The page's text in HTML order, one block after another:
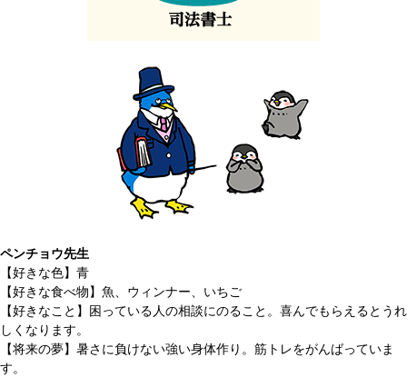
ペンチョウ先生
【好きな色】青
【好きな食べ物】魚、ウィンナー、いちご
【好きなこと】困っている人の相談にのること。喜んでもらえるとうれ
しくなります。
【将来の夢】暑さに負けない強い身体作り。筋トレをがんばっていま
す。